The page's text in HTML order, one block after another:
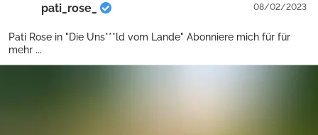
pati_rose_ 08/02/2023
Pati Rose in "Die Uns***ld vom Lande" Abonniere mich für für
mehr ...